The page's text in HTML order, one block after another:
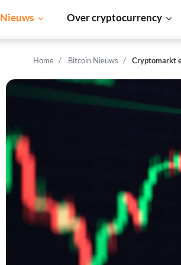
Nieuws Over cryptocurrency
Home Bitcoin Nieuws Cryptomarkt